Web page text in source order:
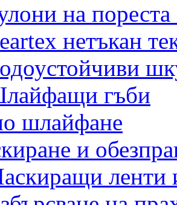
на
нетъкан
гъби
шлайфане
и
ленти